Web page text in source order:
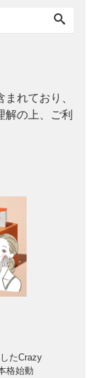
れており、
解の上、ご利
たCrazy
格始動